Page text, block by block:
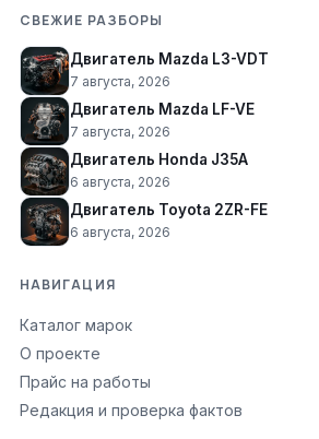
СВЕЖИЕ РАЗБОРЫ
Двигатель Mazda L3-VDT
7 августа, 2026
Двигатель Mazda LF-VE
7 августа, 2026
Двигатель Honda J35A
6 августа, 2026
Двигатель Toyota 2ZR-FE
6 августа, 2026
НАВИГАЦИЯ
Каталог марок
О проекте
Прайс на работы
Редакция и проверка фактов